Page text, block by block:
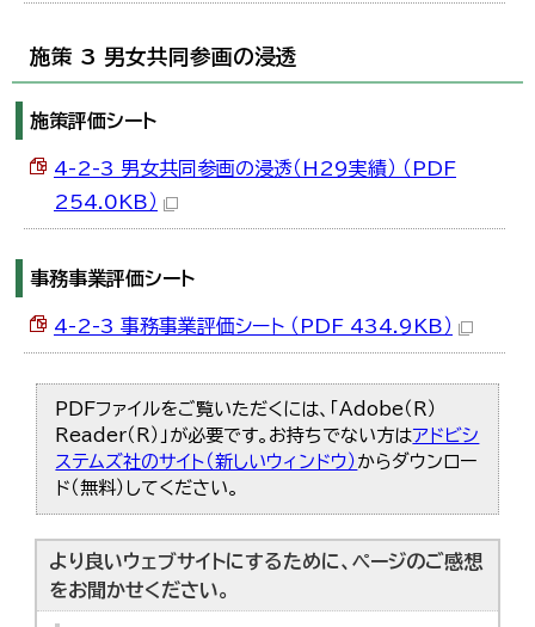
施策 3 男女共同参画の浸透
施策評価シート
4-2-3 男女共同参画の浸透（H29実績） （PDF
254.0KB）
事務事業評価シート
4-2-3 事務事業評価シート （PDF 434.9KB）
PDFファイルをご覧いただくには、「Adobe（R）
Reader（R）」が必要です。お持ちでない方はアドビシ
ステムズ社のサイト（新しいウィンドウ） からダウンロー
ド（無料）してください。
より良いウェブサイトにするために、ページのご感想
をお聞かせください。